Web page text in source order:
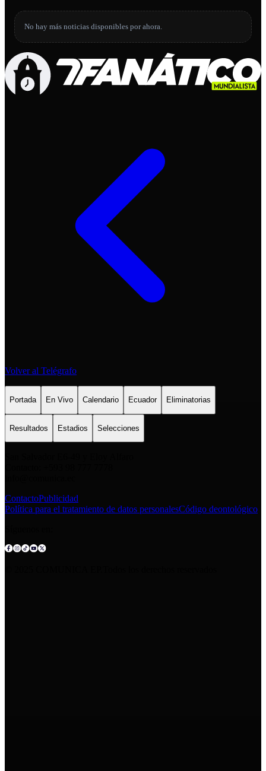
No hay más noticias disponibles por ahora.
Volver al Telégrafo
Portada En Vivo Calendario Ecuador Eliminatorias
Resultados Estadios Selecciones
ContactoPublicidad
Política para el tratamiento de datos personalesCódigo deontológico